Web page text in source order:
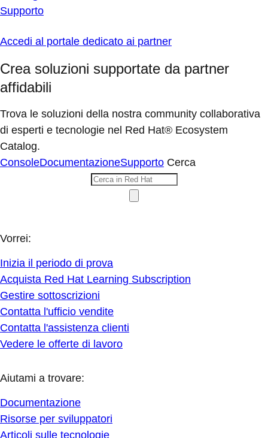
Supporto
Accedi al portale dedicato ai partner
Crea soluzioni supportate da partner
affidabili
Trova le soluzioni della nostra community collaborativa
di esperti e tecnologie nel Red Hat® Ecosystem
Catalog.
ConsoleDocumentazioneSupporto Cerca
Vorrei:
Inizia il periodo di prova
Acquista Red Hat Learning Subscription
Gestire sottoscrizioni
Contatta l'ufficio vendite
Contatta l'assistenza clienti
Vedere le offerte di lavoro
Aiutami a trovare:
Documentazione
Risorse per sviluppatori
Articoli sulle tecnologie